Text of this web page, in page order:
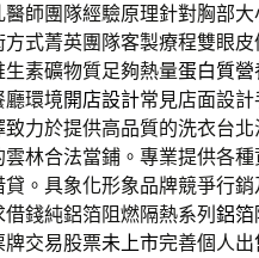
醫師團隊經驗原理針對胸部
式菁英團隊客製療程雙眼皮
素礦物質足夠熱量蛋白質營
廳環境開店設計常見店面設
致力於提供高品質的洗衣台
林合法當鋪。專業提供各種
。具象化形象品牌競爭行銷
錢純鋁箔阻燃隔熱系列 鋁箔
牌交易股票未上市完善個人